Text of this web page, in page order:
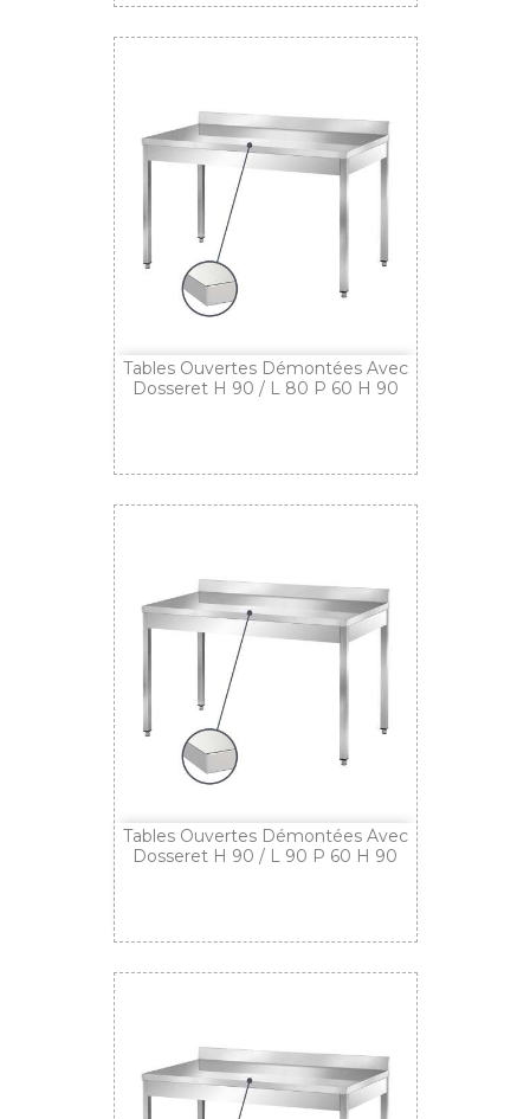
Tables Ouvertes Démontées Avec
Dosseret H 90 / L 80 P 60 H 90
Tables Ouvertes Démontées Avec
Dosseret H 90 / L 90 P 60 H 90